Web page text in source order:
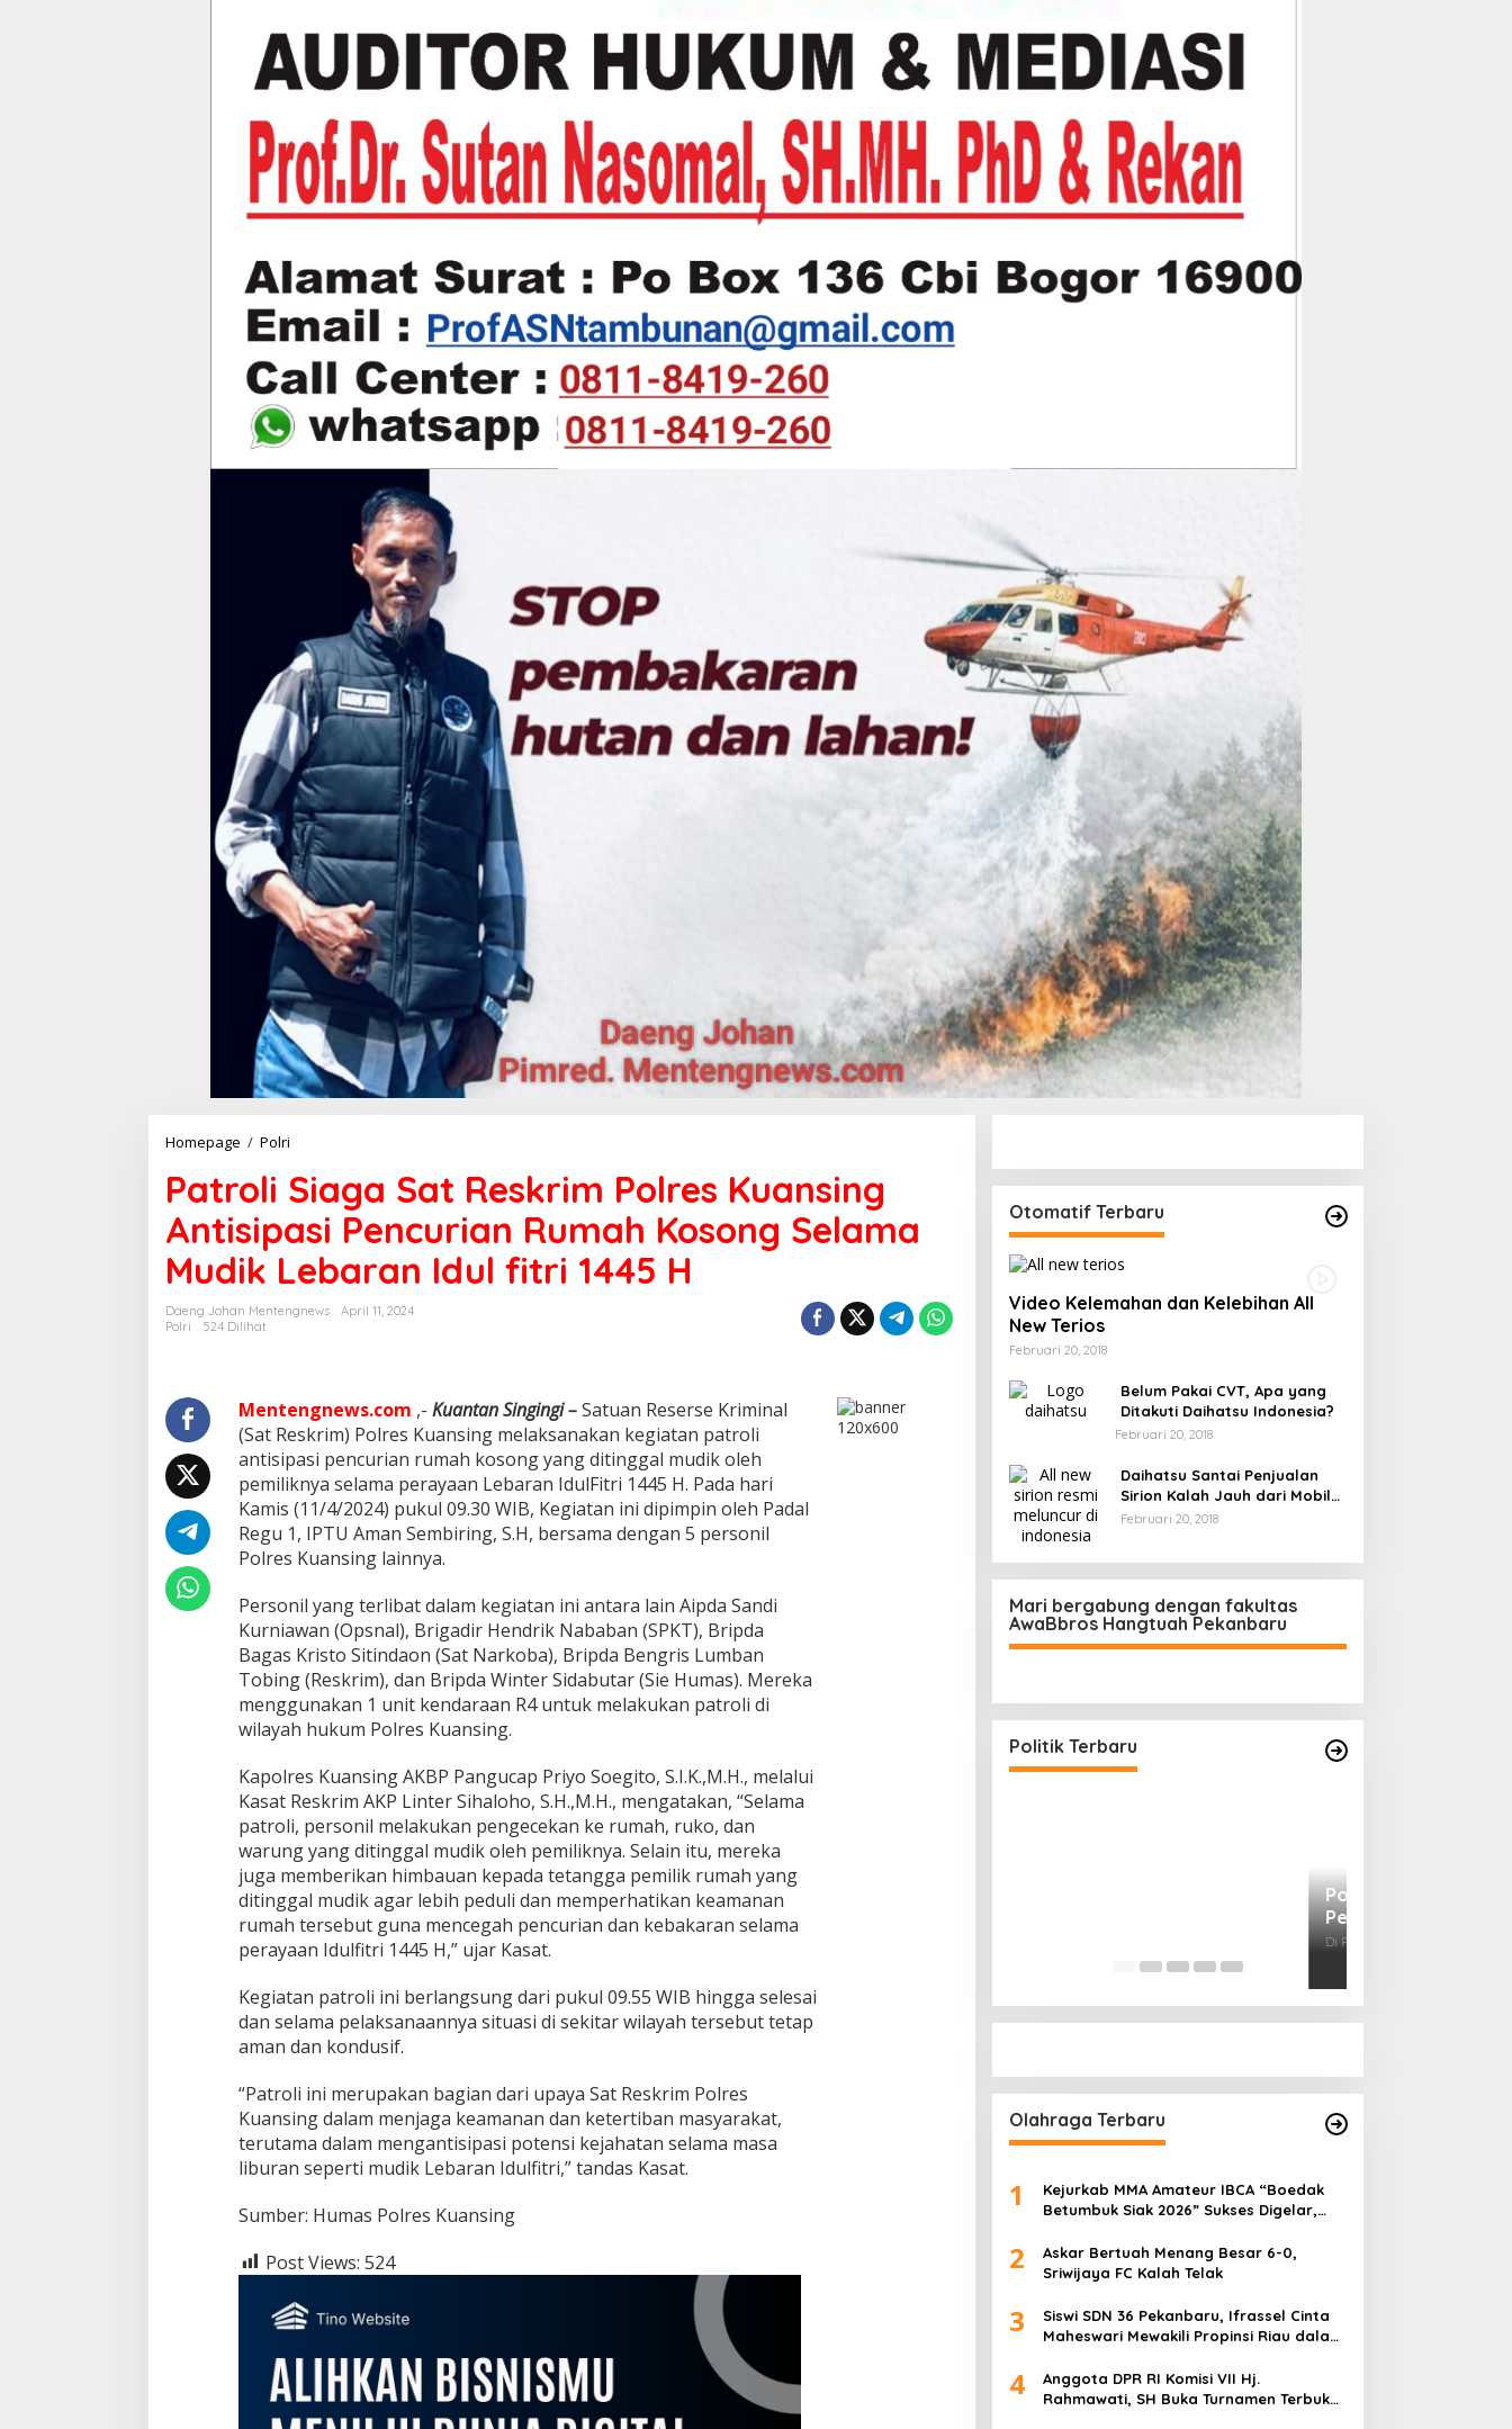
Homepage / Polri
t
r
o
l
S
a
a
R
e
s
k
r
i
m
o
l
e
s
K
u
n
s
i
n
g
A
t
i
s
p
a
s
i
e
n
u
r
a
R
u
a
h
K
s
o
Patroli Siaga Sat Reskrim Polres Kuansing
Antisipasi Pencurian Rumah Kosong Selama
Mudik Lebaran Idul fitri 1445 H
Daeng Johan Mentengnews
April 11, 2024
Polri
524 Dilihat
Mentengnews.com ,- Kuantan Singingi –Satuan Reserse Kriminal
(Sat Reskrim) Polres Kuansing melaksanakan kegiatan patroli
antisipasi pencurian rumah kosong yang ditinggal mudik oleh
pemiliknya selama perayaan Lebaran IdulFitri 1445 H. Pada hari
Kamis (11/4/2024) pukul 09.30 WIB, Kegiatan ini dipimpin oleh Padal
Regu 1, IPTU Aman Sembiring, S.H, bersama dengan 5 personil
Polres Kuansing lainnya.
Personil yang terlibat dalam kegiatan ini antara lain Aipda Sandi
Kurniawan (Opsnal), Brigadir Hendrik Nababan (SPKT), Bripda
Bagas Kristo Sitindaon (Sat Narkoba), Bripda Bengris Lumban
Tobing (Reskrim), dan Bripda Winter Sidabutar (Sie Humas). Mereka
menggunakan 1 unit kendaraan R4 untuk melakukan patroli di
wilayah hukum Polres Kuansing.
Kapolres Kuansing AKBP Pangucap Priyo Soegito, S.I.K.,M.H., melalui
Kasat Reskrim AKP Linter Sihaloho, S.H.,M.H., mengatakan, “Selama
patroli, personil melakukan pengecekan ke rumah, ruko, dan
warung yang ditinggal mudik oleh pemiliknya. Selain itu, mereka
juga memberikan himbauan kepada tetangga pemilik rumah yang
ditinggal mudik agar lebih peduli dan memperhatikan keamanan
rumah tersebut guna mencegah pencurian dan kebakaran selama
perayaan Idulfitri 1445 H,” ujar Kasat.
Kegiatan patroli ini berlangsung dari pukul 09.55 WIB hingga selesai
dan selama pelaksanaannya situasi di sekitar wilayah tersebut tetap
aman dan kondusif.
“Patroli ini merupakan bagian dari upaya Sat Reskrim Polres
Kuansing dalam menjaga keamanan dan ketertiban masyarakat,
terutama dalam mengantisipasi potensi kejahatan selama masa
liburan seperti mudik Lebaran Idulfitri,” tandas Kasat.
Sumber: Humas Polres Kuansing
Post Views: 524
Otomatif Terbaru
Video Kelemahan dan Kelebihan All
New Terios
Februari 20, 2018
Belum Pakai CVT, Apa yang
Ditakuti Daihatsu Indonesia?
Februari 20, 2018
Daihatsu Santai Penjualan
Sirion Kalah Jauh dari Mobil
LCGC
Februari 20, 2018
Mari bergabung dengan fakultas
AwaBbros Hangtuah Pekanbaru
Politik Terbaru
Kegaduhan Yang Membuat
Sejumlah Tokoh Semakin Santer
Personel, Tegaskan Komitmen
Bersih Narkoba
Di Politik, Polri | Februari 23, 2026
Olahraga Terbaru
1
Kejurkab MMA Amateur IBCA “Boedak
Betumbuk Siak 2026” Sukses Digelar,
2
Askar Bertuah Menang Besar 6-0,
Sriwijaya FC Kalah Telak
3
Siswi SDN 36 Pekanbaru, Ifrassel Cinta
Maheswari Mewakili Propinsi Riau dalam
Senam Putri
4
Anggota DPR RI Komisi VII Hj.
Rahmawati, SH Buka Turnamen Terbuka